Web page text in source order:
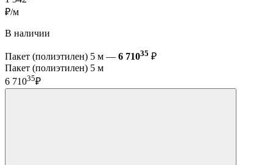
₽/м
В наличии
Пакет (полиэтилен) 5 м — 6 71035 ₽
Пакет (полиэтилен) 5 м
6 71035₽